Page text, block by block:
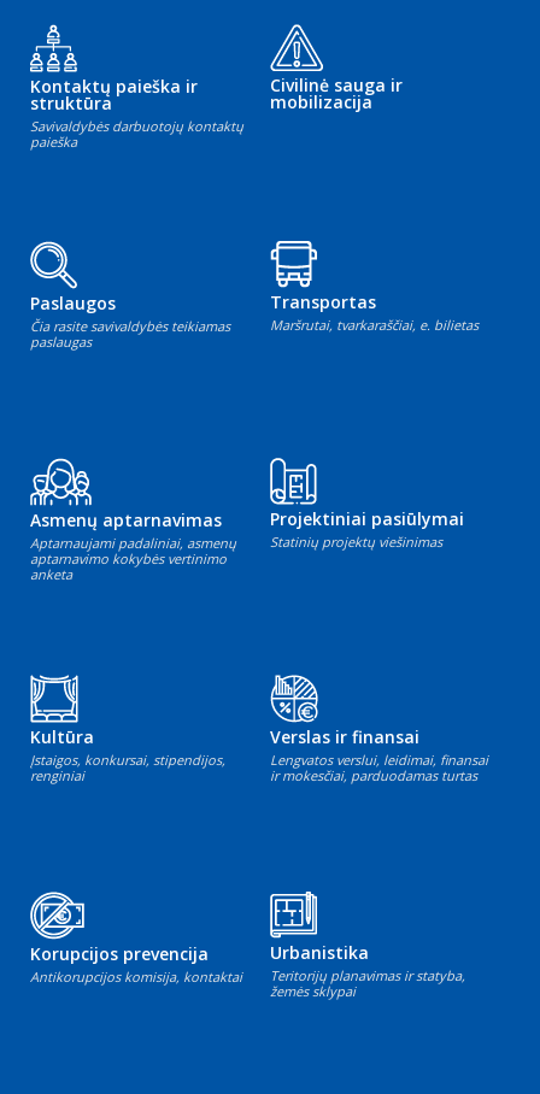
Kontaktų paieška ir
struktūra
Savivaldybės darbuotojų kontaktų
paieška
Civilinė sauga ir
mobilizacija
Paslaugos
Čia rasite savivaldybės teikiamas
paslaugas
Transportas
Maršrutai, tvarkaraščiai, e. bilietas
Asmenų aptarnavimas
Aptarnaujami padaliniai, asmenų
aptarnavimo kokybės vertinimo
anketa
Projektiniai pasiūlymai
Statinių projektų viešinimas
Kultūra
Įstaigos, konkursai, stipendijos,
renginiai
Verslas ir finansai
Lengvatos verslui, leidimai, finansai
ir mokesčiai, parduodamas turtas
Korupcijos prevencija
Antikorupcijos komisija, kontaktai
Urbanistika
Teritorijų planavimas ir statyba,
žemės sklypai